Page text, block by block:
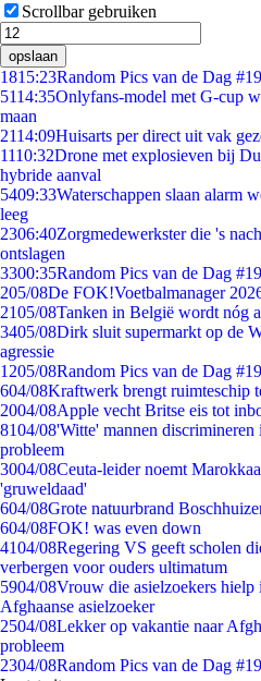
Scrollbar gebruiken
opslaan
1815:23Random Pics van de Dag
5114:35Onlyfans-model met G-cup
maan
2114:09Huisarts per direct uit vak
1110:32Drone met explosieven bij
hybride aanval
5409:33Waterschappen slaan alarm
leeg
2306:40Zorgmedewerkster die 's
ontslagen
3300:35Random Pics van de Dag
205/08De FOK!Voetbalmanager
2105/08Tanken in België wordt nóg
3405/08Dirk sluit supermarkt op de
agressie
1205/08Random Pics van de Dag
604/08Kraftwerk brengt ruimteschip
2004/08Apple vecht Britse eis tot
8104/08'Witte' mannen
probleem
3004/08Ceuta-leider noemt
'gruweldaad'
604/08Grote natuurbrand
604/08FOK! was even down
4104/08Regering VS geeft scholen
verbergen voor ouders ultimatum
5904/08Vrouw die asielzoekers
Afghaanse asielzoeker
2504/08Lekker op vakantie naar
probleem
2304/08Random Pics van de Dag